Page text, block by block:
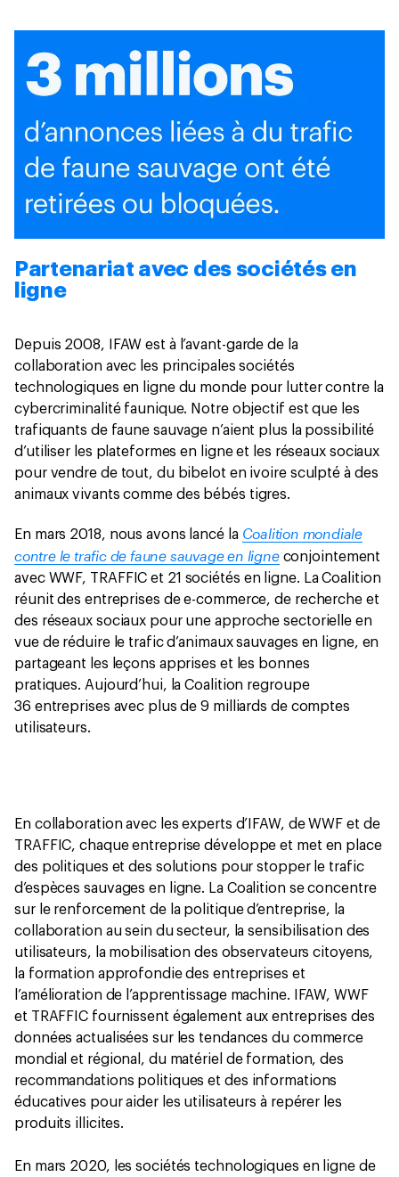
Partenariat avec des sociétés en
ligne
Depuis 2008, IFAW est à l’avant-garde de la
collaboration avec les principales sociétés
technologiques en ligne du monde pour lutter contre la
cybercriminalité faunique. Notre objectif est que les
trafiquants de faune sauvage n’aient plus la possibilité
d’utiliser les plateformes en ligne et les réseaux sociaux
pour vendre de tout, du bibelot en ivoire sculpté à des
animaux vivants comme des bébés tigres.
En mars 2018, nous avons lancé la Coalition mondiale
contre le trafic de faune sauvage en ligneconjointement
avec WWF, TRAFFIC et 21 sociétés en ligne. La Coalition
réunit des entreprises de e-commerce, de recherche et
des réseaux sociaux pour une approche sectorielle en
vue de réduire le trafic d’animaux sauvages en ligne, en
partageant les leçons apprises et les bonnes
pratiques. Aujourd’hui, la Coalition regroupe
36 entreprises avec plus de 9 milliards de comptes
utilisateurs.
En collaboration avec les experts d’IFAW, de WWF et de
TRAFFIC, chaque entreprise développe et met en place
des politiques et des solutions pour stopper le trafic
d’espèces sauvages en ligne. La Coalition se concentre
sur le renforcement de la politique d’entreprise, la
collaboration au sein du secteur, la sensibilisation des
utilisateurs, la mobilisation des observateurs citoyens,
la formation approfondie des entreprises et
l’amélioration de l’apprentissage machine. IFAW, WWF
et TRAFFIC fournissent également aux entreprises des
données actualisées sur les tendances du commerce
mondial et régional, du matériel de formation, des
recommandations politiques et des informations
éducatives pour aider les utilisateurs à repérer les
produits illicites.
En mars 2020, les sociétés technologiques en ligne de